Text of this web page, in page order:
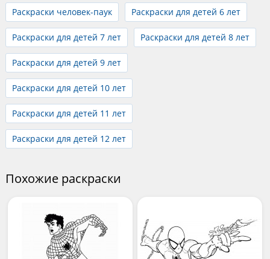
Раскраски человек-паук
Раскраски для детей 6 лет
Раскраски для детей 7 лет Раскраски для детей 8 лет
Раскраски для детей 9 лет
Раскраски для детей 10 лет
Раскраски для детей 11 лет
Раскраски для детей 12 лет
Похожие раскраски